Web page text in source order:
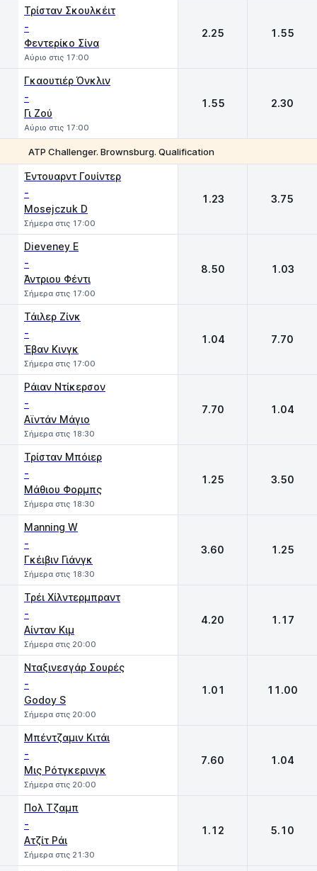
Τρίσταν Σκουλκέιτ
-
Φεντερίκο Σίνα
Αύριο στις 17:00
2.25 1.55
Γκαουτιέρ Όνκλιν
-
Γι Ζού
Αύριο στις 17:00
1.55 2.30
ATP Challenger. Brownsburg. Qualification
Έντουαρντ Γουίντερ
-
Mosejczuk D
Σήμερα στις 17:00
1.23 3.75
Dieveney E
-
Άντριου Φέντι
Σήμερα στις 17:00
8.50 1.03
Τάιλερ Ζίνκ
-
Έβαν Κινγκ
Σήμερα στις 17:00
1.04 7.70
Ράιαν Ντίκερσον
-
Αϊντάν Μάγιο
Σήμερα στις 18:30
7.70 1.04
Τρίσταν Μπόιερ
-
Μάθιου Φορμπς
Σήμερα στις 18:30
1.25 3.50
Manning W
-
Γκέιβιν Γιάνγκ
Σήμερα στις 18:30
3.60 1.25
Τρέι Χίλντερμπραντ
-
Αίνταν Κιμ
Σήμερα στις 20:00
4.20 1.17
Νταξινεσγάρ Σουρές
-
Godoy S
Σήμερα στις 20:00
1.01 11.00
Μπέντζαμιν Κιτάι
-
Μις Ρότγκερινγκ
Σήμερα στις 20:00
7.60 1.04
Πολ Τζαμπ
-
Ατζίτ Ράι
Σήμερα στις 21:30
1.12 5.10